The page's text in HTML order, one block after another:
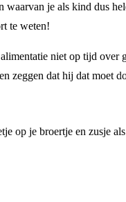
waarvan je als kind dus
te weten!
niet op tijd over
zeggen dat hij dat moet
op je broertje en zusje